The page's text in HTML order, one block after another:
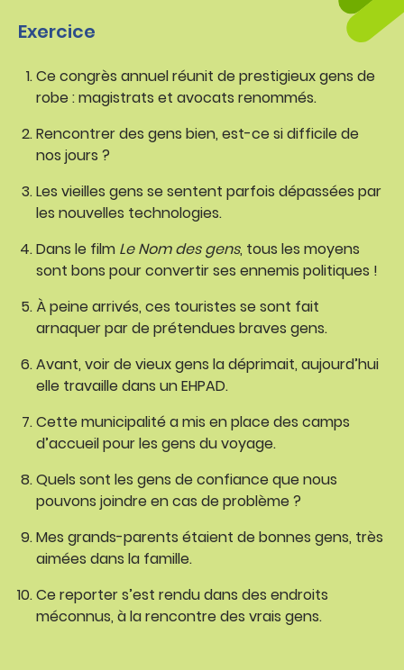
Exercice
Ce congrès annuel réunit de prestigieux gens de
robe : magistrats et avocats renommés.
Rencontrer des gens bien, est-ce si difficile de
nos jours ?
Les vieilles gens se sentent parfois dépassées par
les nouvelles technologies.
Dans le film Le Nom des gens, tous les moyens
sont bons pour convertir ses ennemis politiques !
À peine arrivés, ces touristes se sont fait
arnaquer par de prétendues braves gens.
Avant, voir de vieux gens la déprimait, aujourd’hui
elle travaille dans un EHPAD.
Cette municipalité a mis en place des camps
d’accueil pour les gens du voyage.
Quels sont les gens de confiance que nous
pouvons joindre en cas de problème ?
Mes grands-parents étaient de bonnes gens, très
aimées dans la famille.
Ce reporter s’est rendu dans des endroits
méconnus, à la rencontre des vrais gens.